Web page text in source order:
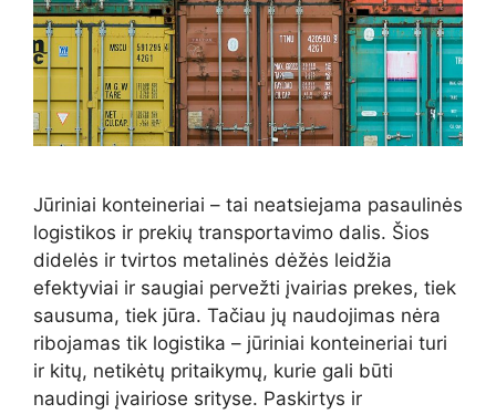
Jūriniai konteineriai – tai neatsiejama pasaulinės
logistikos ir prekių transportavimo dalis. Šios
didelės ir tvirtos metalinės dėžės leidžia
efektyviai ir saugiai pervežti įvairias prekes, tiek
sausuma, tiek jūra. Tačiau jų naudojimas nėra
ribojamas tik logistika – jūriniai konteineriai turi
ir kitų, netikėtų pritaikymų, kurie gali būti
naudingi įvairiose srityse. Paskirtys ir